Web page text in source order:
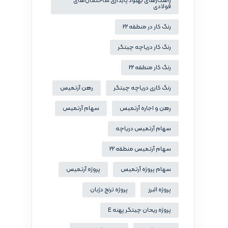
فولادی
رنگ کار در منطقه 22
رنگ کار دریاچه چیتگر
رنگ کار منطقه 22
رنگ کاری دریاچه چیتگر رهن آرتمیس
رهن و اجاره آرتمیس سهام آرتمیس
سهام آرتمیس دریاچه
سهام آرتمیس منطقه 22
سهام پروژه آرتمیس پروژه آرتمیس
پروژه البرز پروژه ترنج دژبان
پروژه ریحان چیتگر پهنه E